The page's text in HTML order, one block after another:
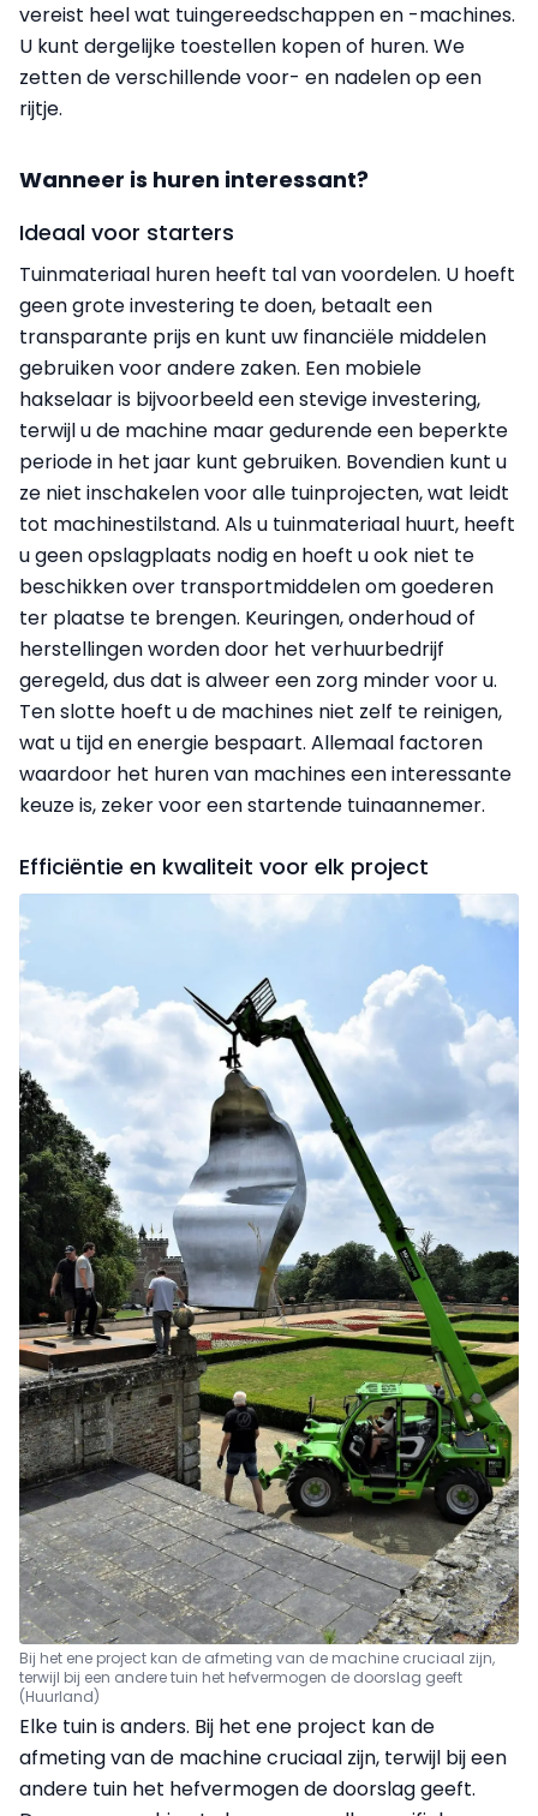
vereist heel wat tuingereedschappen en -machines.
U kunt dergelijke toestellen kopen of huren. We
zetten de verschillende voor- en nadelen op een
rijtje.
Wanneer is huren interessant?
Ideaal voor starters
Tuinmateriaal huren heeft tal van voordelen. U hoeft
geen grote investering te doen, betaalt een
transparante prijs en kunt uw financiële middelen
gebruiken voor andere zaken. Een mobiele
hakselaar is bijvoorbeeld een stevige investering,
terwijl u de machine maar gedurende een beperkte
periode in het jaar kunt gebruiken. Bovendien kunt u
ze niet inschakelen voor alle tuinprojecten, wat leidt
tot machinestilstand. Als u tuinmateriaal huurt, heeft
u geen opslagplaats nodig en hoeft u ook niet te
beschikken over transportmiddelen om goederen
ter plaatse te brengen. Keuringen, onderhoud of
herstellingen worden door het verhuurbedrijf
geregeld, dus dat is alweer een zorg minder voor u.
Ten slotte hoeft u de machines niet zelf te reinigen,
wat u tijd en energie bespaart. Allemaal factoren
waardoor het huren van machines een interessante
keuze is, zeker voor een startende tuinaannemer.
Efficiëntie en kwaliteit voor elk project
Bij het ene project kan de afmeting van de machine cruciaal zijn,
terwijl bij een andere tuin het hefvermogen de doorslag geeft
(Huurland)
Elke tuin is anders. Bij het ene project kan de
afmeting van de machine cruciaal zijn, terwijl bij een
andere tuin het hefvermogen de doorslag geeft.